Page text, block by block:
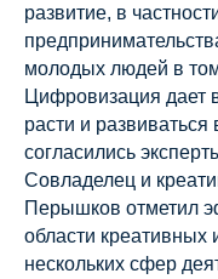
развитие, в
молодых людей в
Цифровизация
расти и
согласились
Совладелец и
Перышков отметил
области креативных
нескольких сфер